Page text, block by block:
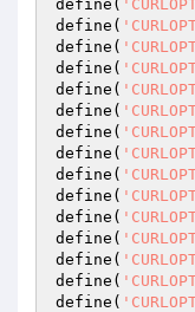
define(
define(
define(
define(
define(
define(
define(
define(
define(
define(
define(
define(
define(
define(
define(